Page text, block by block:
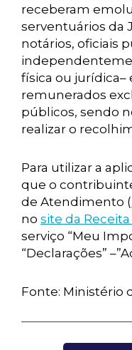
receberam
serventuários da
notários, oficiais
física ou
remunerados
públicos, sendo
realizar o
Para utilizar a
que o
de Atendimento (
no site da Receita
serviço “Meu
“Declarações”
Fonte: Ministério